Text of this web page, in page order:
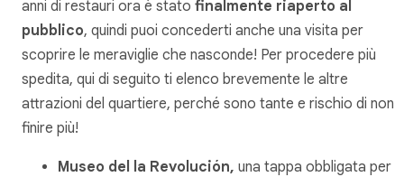
anni di restauri ora è stato finalmente riaperto al
pubblico, quindi puoi concederti anche una visita per
scoprire le meraviglie che nasconde! Per procedere più
spedita, qui di seguito ti elenco brevemente le altre
attrazioni del quartiere, perché sono tante e rischio di non
finire più!
Museo del la Revolución, una tappa obbligata per